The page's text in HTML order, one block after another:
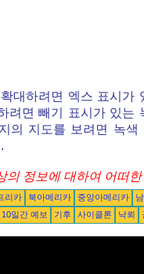
대하려면 엑스 표시가
려면 빼기 표시가 있는
의 지도를 보려면 녹색
의 정보에 대하여 어떠
리카 북아메리카 중앙아메리카
10일간 예보 기후 사이클론 낙뢰